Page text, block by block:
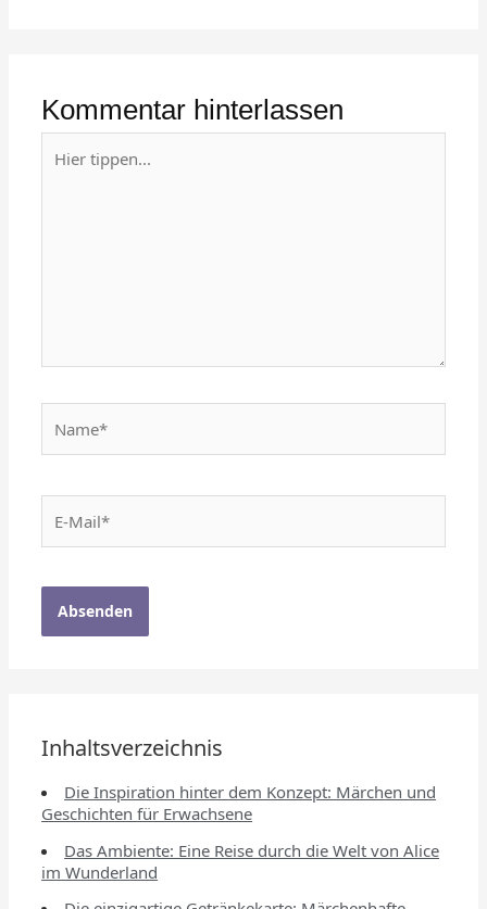
Kommentar hinterlassen
tippen...
Mail*
Inhaltsverzeichnis
Die Inspiration hinter dem Konzept: Märchen und
Geschichten für Erwachsene
Das Ambiente: Eine Reise durch die Welt von Alice
im Wunderland